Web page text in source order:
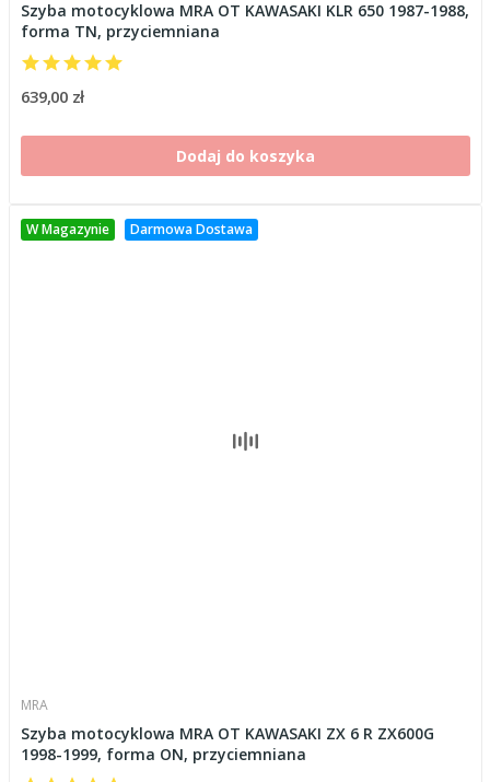
Szyba motocyklowa MRA OT KAWASAKI KLR 650 1987-1988,
forma TN, przyciemniana
639,00 zł
Dodaj do koszyka
W Magazynie Darmowa Dostawa
MRA
Szyba motocyklowa MRA OT KAWASAKI ZX 6 R ZX600G
1998-1999, forma ON, przyciemniana